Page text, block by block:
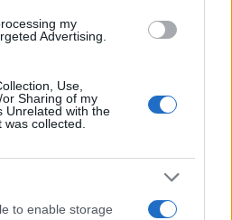
my
Advertising.
Use,
Sharing of my
Unrelated with the
collected.
to enable storage